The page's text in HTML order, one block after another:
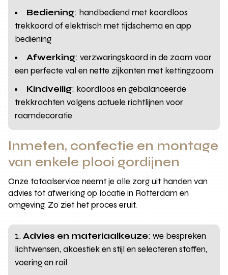
Bediening: handbediend met koordloos
trekkoord of elektrisch met tijdschema en app
bediening
Afwerking: verzwaringskoord in de zoom voor
een perfecte val en nette zijkanten met kettingzoom
Kindveilig: koordloos en gebalanceerde
trekkrachten volgens actuele richtlijnen voor
raamdecoratie
Inmeten, confectie en montage
van enkele plooi gordijnen
Onze totaalservice neemt je alle zorg uit handen van
advies tot afwerking op locatie in Rotterdam en
omgeving. Zo ziet het proces eruit.
Advies en materiaalkeuze: we bespreken
lichtwensen, akoestiek en stijl en selecteren stoffen,
voering en rail